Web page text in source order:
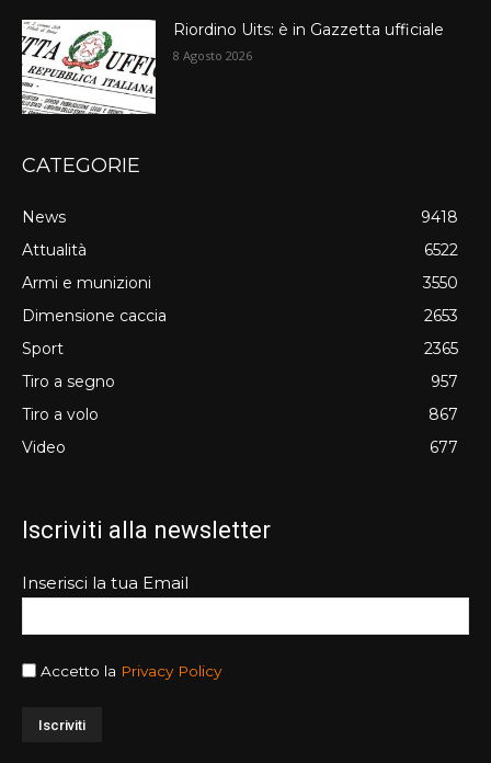
Riordino Uits: è in Gazzetta ufficiale
8 Agosto 2026
CATEGORIE
News
9418
Attualità
6522
Armi e munizioni
3550
Dimensione caccia
2653
Sport
2365
Tiro a segno
957
Tiro a volo
867
Video
677
Iscriviti alla newsletter
Inserisci la tua Email
Accetto la Privacy Policy